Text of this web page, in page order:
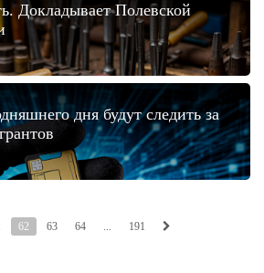
Докладывает Полевской
дня будут следить за
62 63 64 ... 191